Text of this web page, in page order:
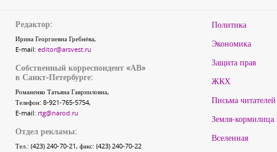
Редактор:
Ирина Георгиевна Гребнёва,
E-mail: editor@arsvest.ru
Собственный корреспондент «АВ»
в Санкт-Петербурге:
Романенко Татьяна Гаврииловна,
Телефон: 8-921-765-5754,
E-mail: rtg@narod.ru
Отдел рекламы:
Тел.: (423) 240-70-21, факс: (423) 240-70-22
Политика
Экономика
Защита прав
ЖКХ
Письма читателей
Земля-кормилица
Вселенная